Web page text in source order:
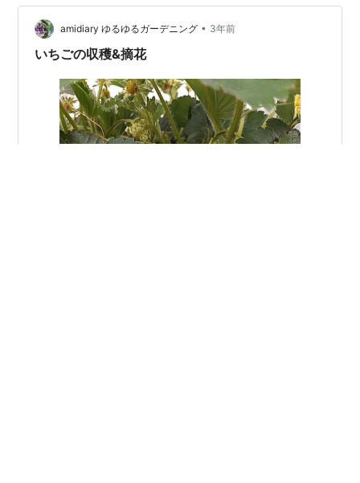
ます。📝 スイートフェンネルとチャービルもホームセン
ターにて100円になってたので も…
amidiary ゆるゆるガーデニング • 3年前
いちごの収穫&摘花